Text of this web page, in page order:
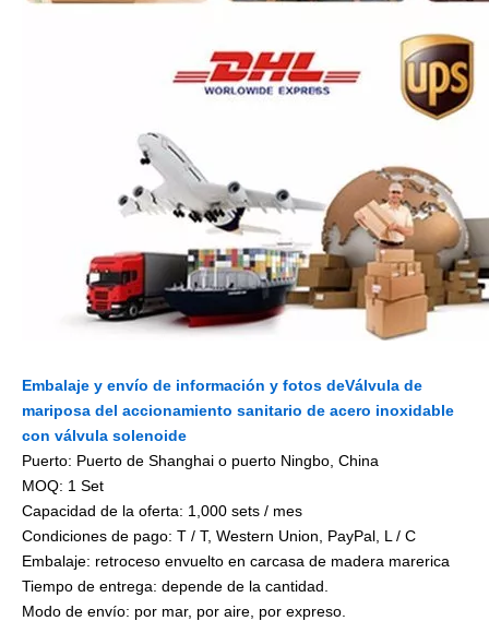
Embalaje y envío de información y fotos deVálvula de
mariposa del accionamiento sanitario de acero inoxidable
con válvula solenoide
Puerto: Puerto de Shanghai o puerto Ningbo, China
MOQ: 1 Set
Capacidad de la oferta: 1,000 sets / mes
Condiciones de pago: T / T, Western Union, PayPal, L / C
Embalaje: retroceso envuelto en carcasa de madera marerica
Tiempo de entrega: depende de la cantidad.
Modo de envío: por mar, por aire, por expreso.